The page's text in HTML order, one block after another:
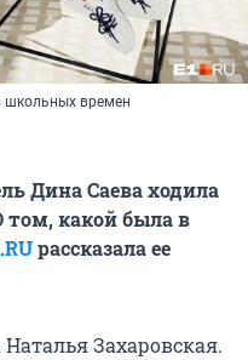
школьных времен
Дина Саева ходила
том, какой была в
рассказала ее
Захаровская.